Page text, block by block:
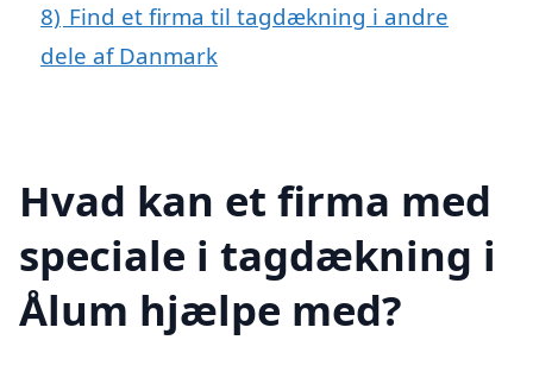
8) Find et firma til tagdækning i andre
dele af Danmark
Hvad kan et firma med
speciale i tagdækning i
Ålum hjælpe med?